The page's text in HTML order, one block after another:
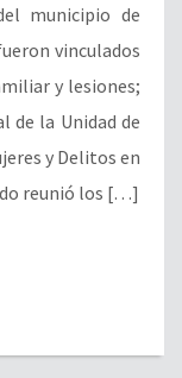
municipio de
vinculados
y lesiones;
de la Unidad de
y Delitos en
reunió los […]